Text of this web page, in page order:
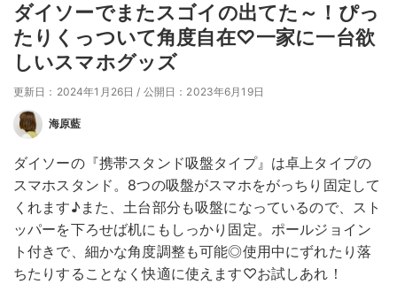
ダイソーでまたスゴイの出てた～！ぴっ
たりくっついて角度自在♡一家に一台欲
しいスマホグッズ
更新日：2024年1月26日 / 公開日：2023年6月19日
海原藍
ダイソーの『携帯スタンド吸盤タイプ』は卓上タイプの
スマホスタンド。8つの吸盤がスマホをがっちり固定して
くれます♪また、土台部分も吸盤になっているので、スト
ッパーを下ろせば机にもしっかり固定。ポールジョイン
ト付きで、細かな角度調整も可能◎使用中にずれたり落
ちたりすることなく快適に使えます♡お試しあれ！